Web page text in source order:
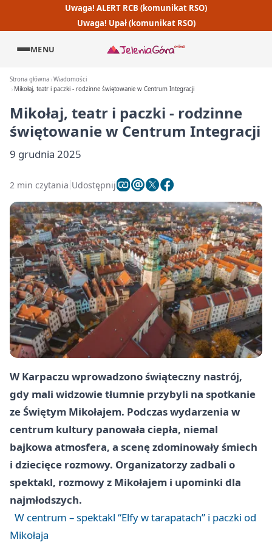
Uwaga! ALERT RCB (komunikat RSO)
Uwaga! Upał (komunikat RSO)
MENU
Strona główna Wiadomości
Mikołaj, teatr i paczki - rodzinne świętowanie w Centrum Integracji
Mikołaj, teatr i paczki - rodzinne
świętowanie w Centrum Integracji
9 grudnia 2025
2 min czytania Udostępnij
W Karpaczu wprowadzono świąteczny nastrój,
gdy mali widzowie tłumnie przybyli na spotkanie
ze Świętym Mikołajem. Podczas wydarzenia w
centrum kultury panowała ciepła, niemal
bajkowa atmosfera, a scenę zdominowały śmiech
i dziecięce rozmowy. Organizatorzy zadbali o
spektakl, rozmowy z Mikołajem i upominki dla
najmłodszych.
W centrum – spektakl “Elfy w tarapatach” i paczki od
Mikołaja